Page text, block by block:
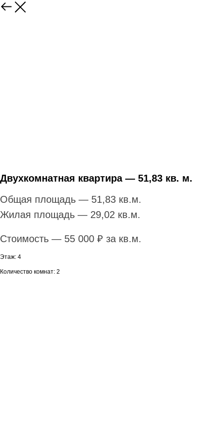
Двухкомнатная квартира — 51,83 кв. м.
Общая площадь — 51,83 кв.м.
Жилая площадь — 29,02 кв.м.
Стоимость — 55 000 ₽ за кв.м.
Этаж: 4
Количество комнат: 2